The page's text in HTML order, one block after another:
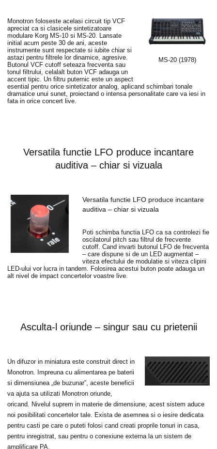
MS-20 (1978)
Monotron foloseste acelasi circuit tip VCF
apreciat ca si clasicele sintetizatoare
modulare Korg MS-10 si MS-20. Lansate
initial acum peste 30 de ani, aceste
instrumente sunt respectate si iubite chiar si
astazi pentru filtrele lor dinamice, agresive.
Butonul VCF cutoff seteaza frecventa sau
tonul filtrului, celalalt buton VCF adauga un
accent tipic. Un filtru puternic este un aspect
esential pentru orice sintetizator analog, aplicand schimbari tonale
dramatice unui sunet, proiectand o intensa personalitate care va iesi in
fata in orice concert live.
Versatila functie LFO produce incantare
auditiva – chiar si vizuala
Versatila functie LFO produce incantare
auditiva – chiar si vizuala
Poti schimba functia LFO ca sa controlezi fie
oscilatorul pitch sau filtrul de frecvente
cutoff. Cand invarti butonul LFO de frecventa
– care dispune si de un LED augmentat –
viteza efectului de modulatie si viteza clipirii
LED-ului vor lucra in tandem. Folosirea acestui buton poate adauga un
alt nivel de impact concertelor voastre live.
Asculta-l oriunde – singur sau cu prietenii
Un difuzor in miniatura este construit direct in
Monotron. Impreuna cu alimentarea pe baterii
si dimensiunea „de buzunar”, aceste beneficii
va ajuta sa utilizati Monotron oriunde,
oricand. Nivelul suprem in materie de dimensiune, acest sistem aduce
noi posibilitati concertelor tale. Exista de asemnea si o iesire dedicata
pentru casti pe care o puteti folosi cand creati proprile tonuri in casa,
pentru inregistrat, sau pentru o conexiune externa la un sistem de
amplificare PA.